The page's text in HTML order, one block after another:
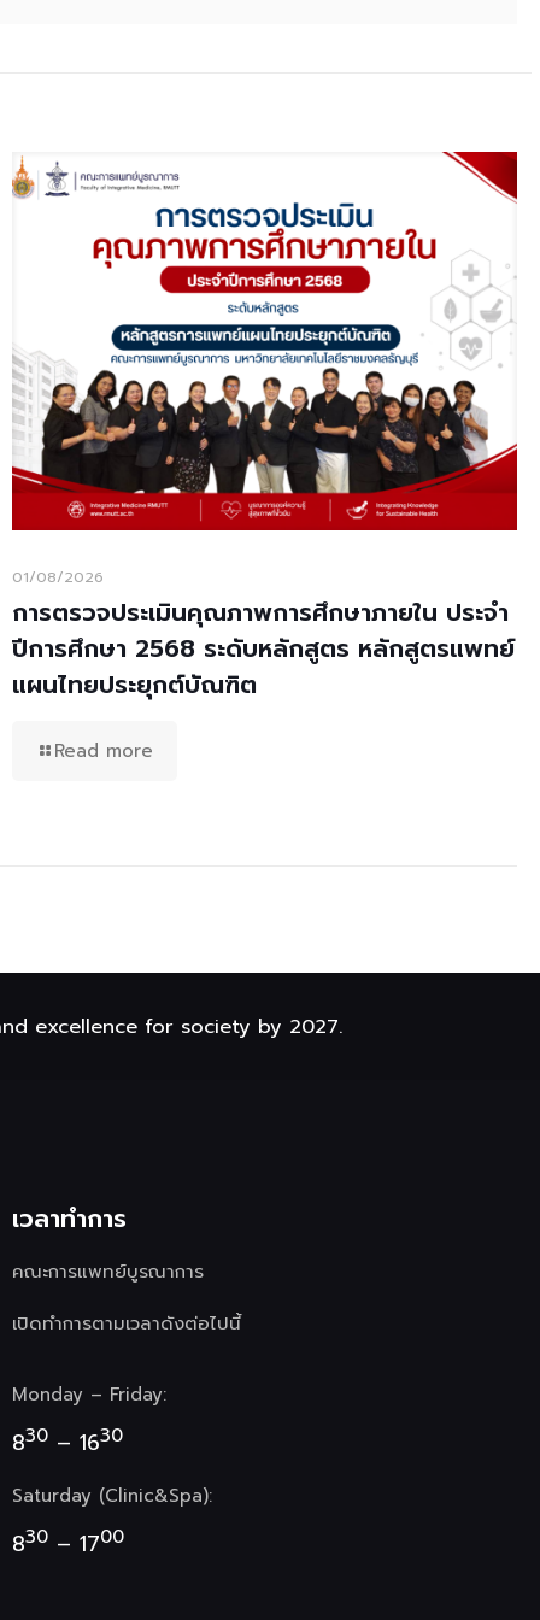
01/08/2026
การตรวจประเมินคุณภาพการศึกษาภายใน ประจำ
ปีการศึกษา 2568 ระดับหลักสูตร หลักสูตรแพทย์
แผนไทยประยุกต์บัณฑิต
Read more
excellence for society by 2027.
เวลาทำการ
คณะการแพทย์บูรณาการ
เปิดทำการตามเวลาดังต่อไปนี้
Monday – Friday:
830– 1630
Saturday (Clinic&Spa):
830– 1700